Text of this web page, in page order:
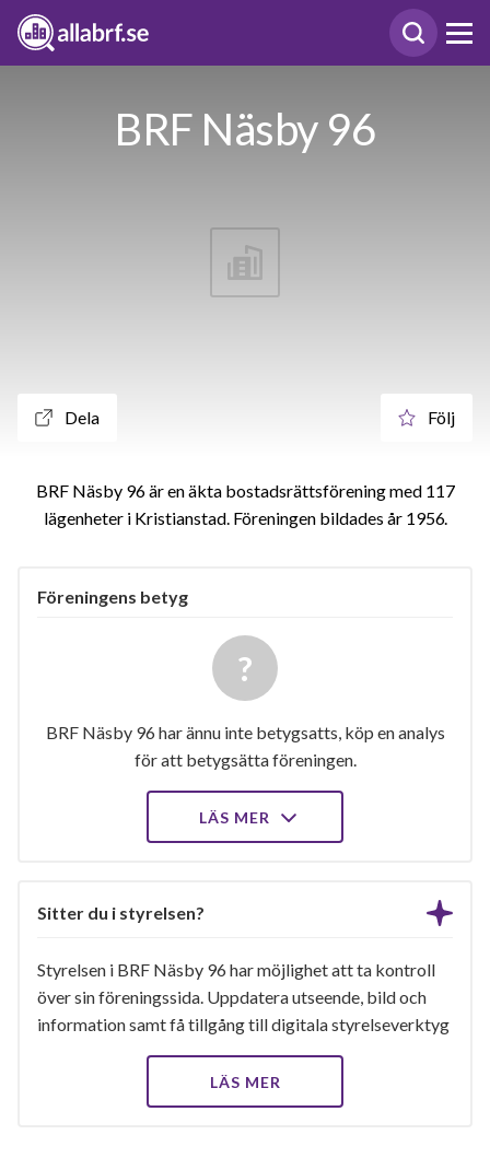
BRF Näsby 96
Dela Följ
BRF Näsby 96 är en äkta bostadsrättsförening med 117
lägenheter i Kristianstad. Föreningen bildades år 1956
Föreningens betyg
BRF Näsby 96 har ännu inte betygsatts, köp en analys
för att betygsätta föreningen.
LÄS MER
Sitter du i styrelsen?
Styrelsen i BRF Näsby 96 har möjlighet att ta kontroll
över sin föreningssida. Uppdatera utseende, bild och
information samt få tillgång till digitala styrelseverktyg
LÄS MER